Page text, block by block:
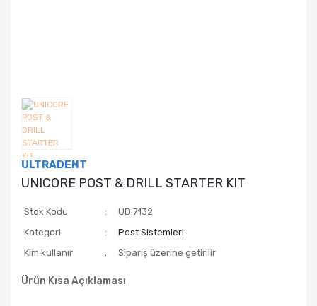
ULTRADENT
UNICORE POST & DRILL STARTER KIT
Stok Kodu
UD.7132
Kategori
Post Sistemleri
Kim kullanır
Sipariş üzerine getirilir
Ürün Kısa Açıklaması